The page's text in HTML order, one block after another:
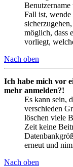
Fall ist,
möglich, dass
vorliegt,
Nach oben
Ich habe mich vor
mehr anmelden?!
Es kann sein,
verschieden
löschen viele
Zeit keine
erneut und
Nach oben